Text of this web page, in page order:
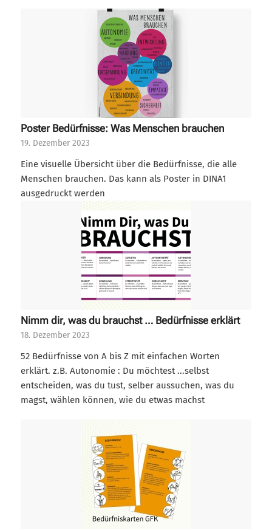
Poster Bedürfnisse: Was Menschen brauchen
19. Dezember 2023
Eine visuelle Übersicht über die Bedürfnisse, die alle
Menschen brauchen. Das kann als Poster in DINA1
ausgedruckt werden
Nimm dir, was du brauchst … Bedürfnisse erklärt
18. Dezember 2023
52 Bedürfnisse von A bis Z mit einfachen Worten
erklärt. z.B. Autonomie : Du möchtest ...selbst
entscheiden, was du tust, selber aussuchen, was du
magst, wählen können, wie du etwas machst
Widerrufsformular